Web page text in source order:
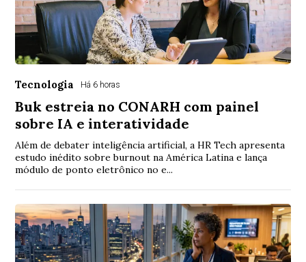
Tecnologia Há 6 horas
Buk estreia no CONARH com painel
sobre IA e interatividade
Além de debater inteligência artificial, a HR Tech apresenta
estudo inédito sobre burnout na América Latina e lança
módulo de ponto eletrônico no e...